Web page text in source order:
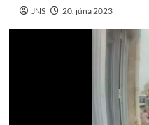
JNS 20. júna 2023